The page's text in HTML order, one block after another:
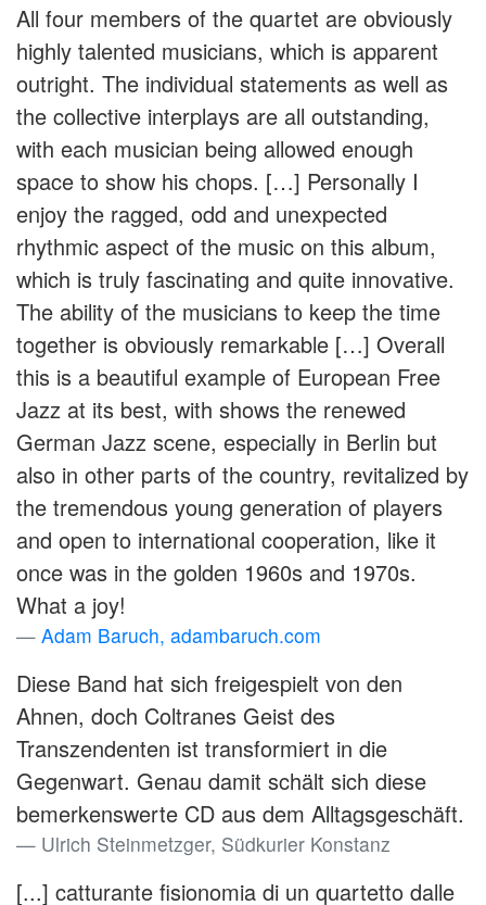
All four members of the quartet are obviously
highly talented musicians, which is apparent
outright. The individual statements as well as
the collective interplays are all outstanding,
with each musician being allowed enough
space to show his chops. […] Personally I
enjoy the ragged, odd and unexpected
rhythmic aspect of the music on this album,
which is truly fascinating and quite innovative.
The ability of the musicians to keep the time
together is obviously remarkable […] Overall
this is a beautiful example of European Free
Jazz at its best, with shows the renewed
German Jazz scene, especially in Berlin but
also in other parts of the country, revitalized by
the tremendous young generation of players
and open to international cooperation, like it
once was in the golden 1960s and 1970s.
What a joy!
Adam Baruch, adambaruch.com
Diese Band hat sich freigespielt von den
Ahnen, doch Coltranes Geist des
Transzendenten ist transformiert in die
Gegenwart. Genau damit schält sich diese
bemerkenswerte CD aus dem Alltagsgeschäft.
Ulrich Steinmetzger, Südkurier Konstanz
[...] catturante fisionomia di un quartetto dalle